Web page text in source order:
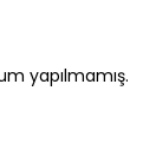
yapılmamış.